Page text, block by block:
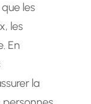
les
les
En
la